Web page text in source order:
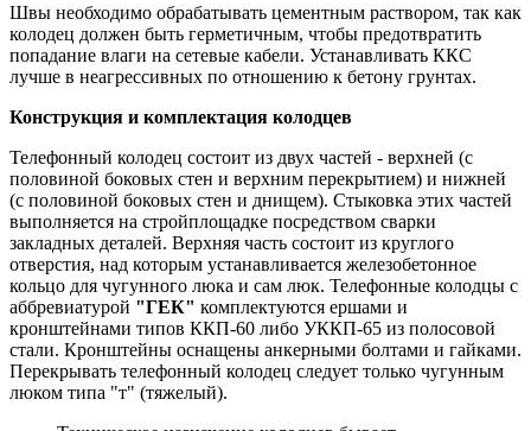
Швы необходимо обрабатывать цементным раствором, так как
колодец должен быть герметичным, чтобы предотвратить
попадание влаги на сетевые кабели. Устанавливать ККС
лучше в неагрессивных по отношению к бетону грунтах.
Конструкция и комплектация колодцев
Телефонный колодец состоит из двух частей - верхней (с
половиной боковых стен и верхним перекрытием) и нижней
(с половиной боковых стен и днищем). Стыковка этих частей
выполняется на стройплощадке посредством сварки
закладных деталей. Верхняя часть состоит из круглого
отверстия, над которым устанавливается железобетонное
кольцо для чугунного люка и сам люк. Телефонные колодцы с
аббревиатурой "ГЕК" комплектуются ершами и
кронштейнами типов ККП-60 либо УККП-65 из полосовой
стали. Кронштейны оснащены анкерными болтами и гайками.
Перекрывать телефонный колодец следует только чугунным
люком типа "т" (тяжелый).